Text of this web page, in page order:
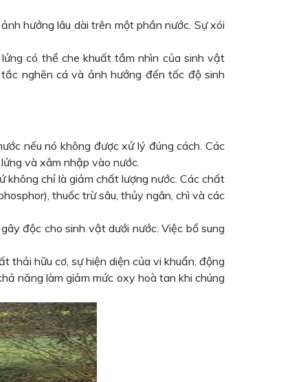
hưởng lâu dài trên một phần nước. Sự xói
có thể che khuất tầm nhìn của sinh vật
nghẽn cá và ảnh hưởng đến tốc độ sinh
nếu nó không được xử lý đúng cách. Các
và xâm nhập vào nước.
chỉ là giảm chất lượng nước. Các chất
thuốc trừ sâu, thủy ngân, chì và các
độc cho sinh vật dưới nước. Việc bổ sung
thải hữu cơ, sự hiện diện của vi khuẩn, động
năng làm giảm mức oxy hoà tan khi chúng